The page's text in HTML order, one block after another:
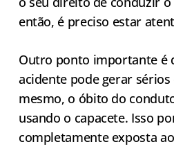
então, é preciso estar
Outro ponto importante é
acidente pode gerar
mesmo, o óbito do
usando o capacete. Isso
completamente exposta